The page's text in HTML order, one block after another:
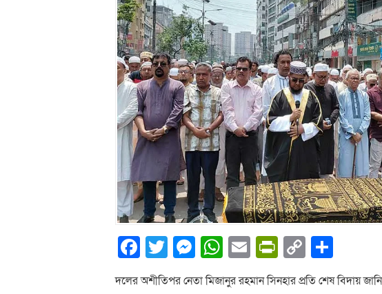
Facebook
Twitter
Messenger
WhatsApp
EmailCopy
Link
দলের অশীতিপর নেতা মিজানুর রহমান সিনহার প্রতি শেষ বিদায়